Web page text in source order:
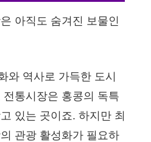
아직도 숨겨진 보물인
와 역사로 가득한 도시
통시장은 홍콩의 독특
있는 곳이죠. 하지만 최
관광 활성화가 필요하